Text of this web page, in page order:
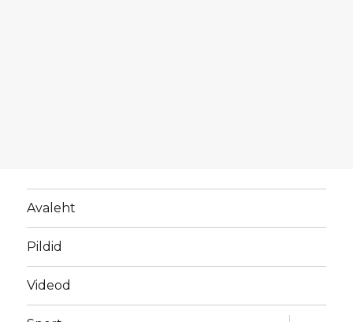
Avaleht
Pildid
Videod